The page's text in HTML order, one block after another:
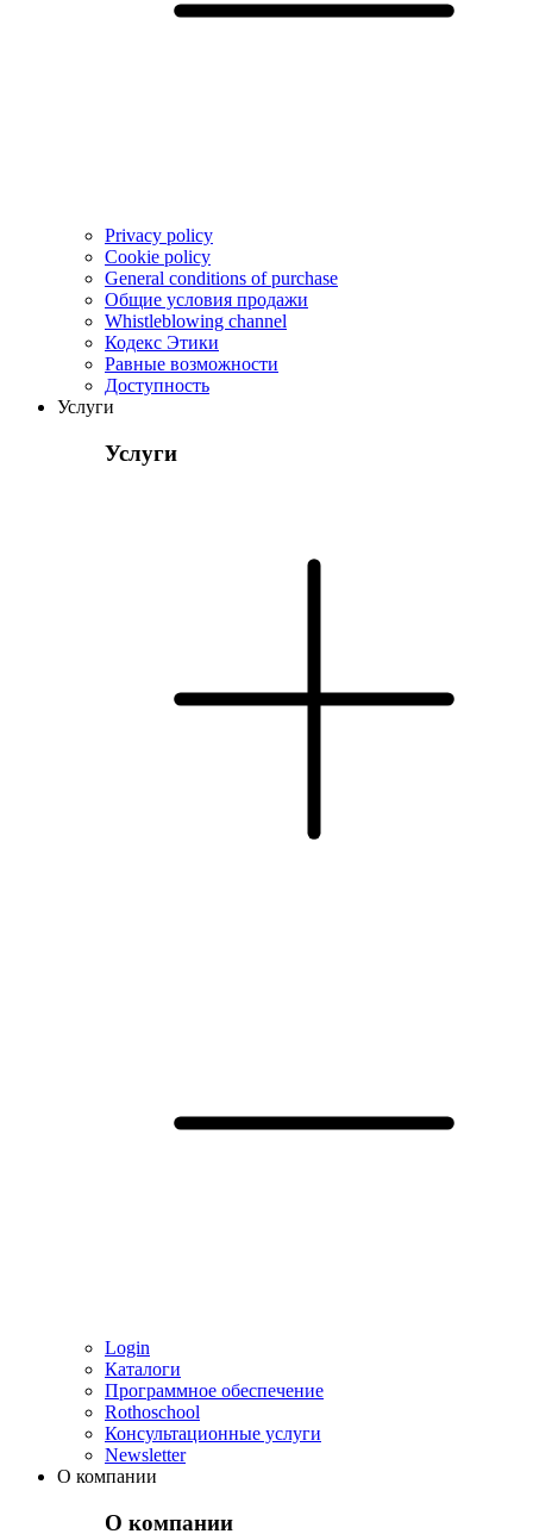
Privacy policy
Cookie policy
General conditions of purchase
Общие условия продажи
Whistleblowing channel
Кодекс Этики
Pавные возможности
Доступность
Услуги
Услуги
Login
Каталоги
Программное обеспечение
Rothoschool
Консультационные услуги
Newsletter
О компании
О компании